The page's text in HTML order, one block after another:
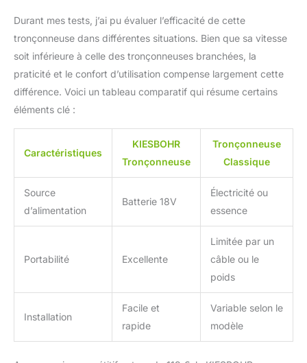
Durant mes tests, j’ai pu évaluer l’efficacité de cette
tronçonneuse dans différentes situations. Bien que sa vitesse
soit inférieure à celle des tronçonneuses branchées, la
praticité et le confort d’utilisation compense largement cette
différence. Voici un tableau comparatif qui résume certains
éléments clé :
Caractéristiques
KIESBOHR
Tronçonneuse
Tronçonneuse
Classique
Source
d’alimentation
Batterie 18V
Électricité ou
essence
Portabilité Excellente
Limitée par un
câble ou le
poids
Installation
Facile et
rapide
Variable selon le
modèle